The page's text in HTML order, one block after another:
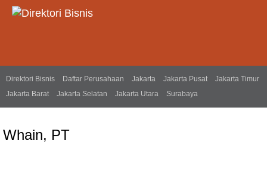
Direktori Bisnis Daftar Perusahaan Jakarta Jakarta Pusat
Jakarta Timur
Jakarta Barat
Jakarta Selatan Jakarta Utara Surabaya
Whain, PT